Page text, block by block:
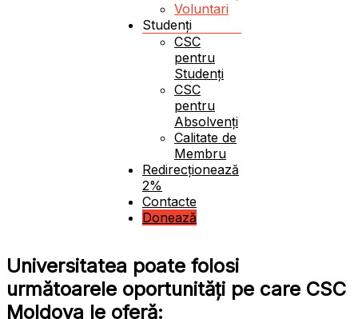
Voluntari
Studenți
CSC
pentru
Studenți
CSC
pentru
Absolvenți
Calitate de
Membru
Redirecționează
2%
Contacte
Donează
Universitatea poate folosi
următoarele oportunități pe care CSC
Moldova le oferă: